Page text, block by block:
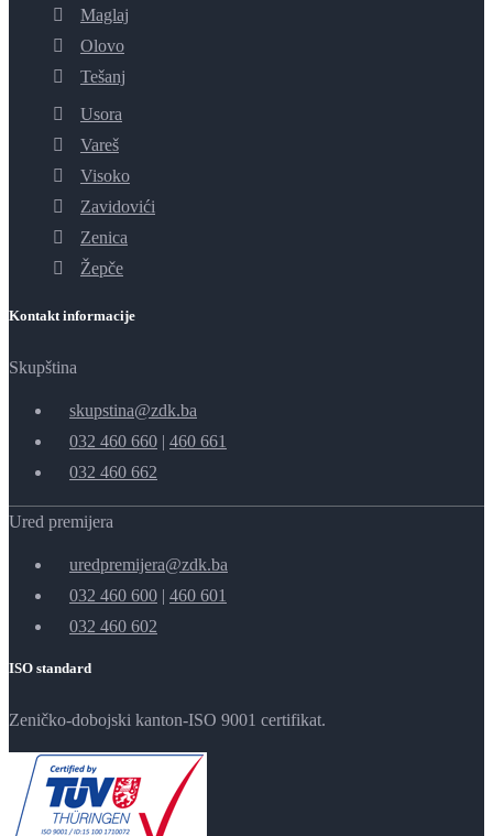
Maglaj
Olovo
Tešanj
Usora
Vareš
Visoko
Zavidovići
Zenica
Žepče
Kontakt informacije
Skupština
skupstina@zdk.ba
032 460 660 | 460 661
032 460 662
Ured premijera
uredpremijera@zdk.ba
032 460 600 | 460 601
032 460 602
ISO standard
Zeničko-dobojski kanton-ISO 9001 certifikat.